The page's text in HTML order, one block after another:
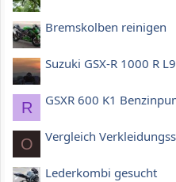
Bremskolben reinigen
Suzuki GSX-R 1000 R
R GSXR 600 K1
O Vergleich
Lederkombi gesucht